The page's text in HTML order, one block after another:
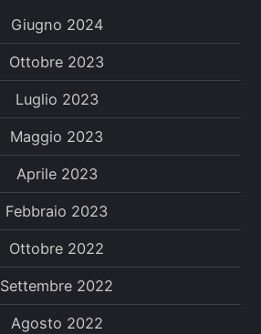
Giugno 2024
Ottobre 2023
Luglio 2023
Maggio 2023
Aprile 2023
Febbraio 2023
Ottobre 2022
Settembre 2022
Agosto 2022